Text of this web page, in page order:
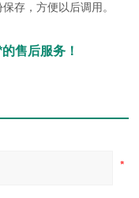
存，方便以后调用。
售后服务！